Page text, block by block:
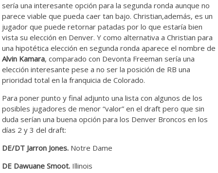
sería una interesante opción para la segunda ronda aunque no
parece viable que pueda caer tan bajo. Christian,además, es un
jugador que puede retornar patadas por lo que estaría bien
vista su elección en Denver. Y como alternativa a Christian para
una hipotética elección en segunda ronda aparece el nombre de
Alvin Kamara, comparado con Devonta Freeman sería una
elección interesante pese a no ser la posición de RB una
prioridad total en la franquicia de Colorado.
Para poner punto y final adjunto una lista con algunos de los
posibles jugadores de menor “valor” en el draft pero que sin
duda serían una buena opción para los Denver Broncos en los
días 2 y 3 del draft:
DE/DT Jarron Jones. Notre Dame
DE Dawuane Smoot. Illinois